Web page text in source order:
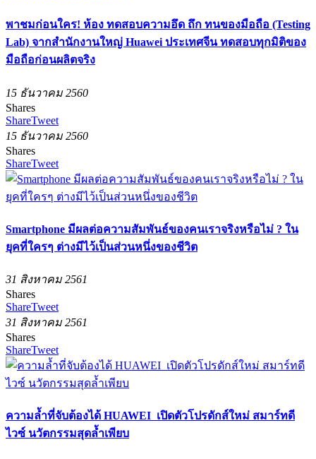
พาชมก่อนใคร! ห้อง ทดสอบความอึด ถึก ทนของมือถือ (Testing
Lab) จากสำนักงานใหญ่ Huawei ประเทศจีน ทดสอบทุกมิติของ
มือถือก่อนผลิตจริง
15 ธันวาคม 2560
Shares
ShareTweet
15 ธันวาคม 2560
Shares
ShareTweet
Smartphone มีผลต่อความสัมพันธ์ของคนเราจริงหรือไม่ ? ใน
ยุคที่ใครๆ ต่างมีไว้เป็นส่วนหนึ่งของชีวิต
31 สิงหาคม 2561
Shares
ShareTweet
31 สิงหาคม 2561
Shares
ShareTweet
ความล้ำที่จับต้องได้ HUAWEI เปิดตัวโปรดักส์ใหม่ สมาร์ทดี
ไวซ์ นวัตกรรมสุดล้ำเพียบ